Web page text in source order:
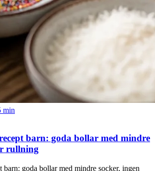
min
barn: goda bollar med mindre
rullning
barn: goda bollar med mindre socker, ingen